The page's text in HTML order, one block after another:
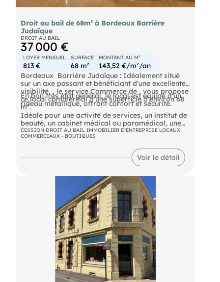
Droit au bail de 68m² à Bordeaux Barrière
Judaïque
DROIT AU BAIL
37 000 €
LOYER MENSUEL
813 €
SURFACE
68 m²
MONTANT AU M²
143,52 €/m²/an
Bordeaux  Barrière Judaïque : Idéalement situé
sur un axe passant et bénéficiant d'une excellente
visibilité, , le service Commerce de , vous propose
ce local commercial d'une superficie d'environ 68
m².
En bon très état général, le local est équipé d'un
rideau métallique, offrant confort et sécurité.
Idéale pour une activité de services, un institut de
beauté, un cabinet médical ou paramédical, une
agence ou toute autre activité tertiaire.
Droit au bail : 30 000 € Net vendeur
CESSION DROIT AU BAIL IMMOBILIER D'ENTREPRISE LOCAUX
COMMERCIAUX - BOUTIQUES
Voir le détail